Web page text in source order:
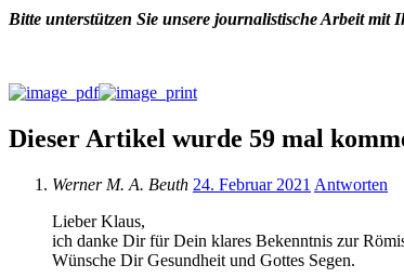
Bitte unterstützen Sie unsere journalistische Arbeit mit
Dieser Artikel wurde 59 mal
Werner M. A. Beuth 24. Februar 2021 Antworten
Lieber Klaus,
ich danke Dir für Dein klares Bekenntnis zur
Wünsche Dir Gesundheit und Gottes Segen.